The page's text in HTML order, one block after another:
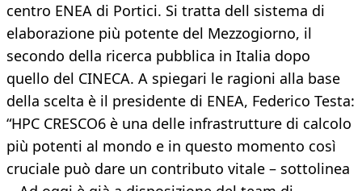
centro ENEA di Portici. Si tratta dell sistema di
elaborazione più potente del Mezzogiorno, il
secondo della ricerca pubblica in Italia dopo
quello del CINECA. A spiegari le ragioni alla base
della scelta è il presidente di ENEA, Federico Testa:
“HPC CRESCO6 è una delle infrastrutture di calcolo
più potenti al mondo e in questo momento così
cruciale può dare un contributo vitale – sottolinea